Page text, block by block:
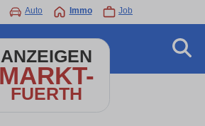
Auto Immo Job
ANZEIGEN
MARKT-
FUERTH